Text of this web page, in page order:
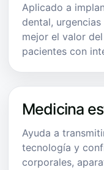
Aplicado a
dental,
mejor el valor
pacientes con
Medicina
Ayuda a
tecnología y
corporales,